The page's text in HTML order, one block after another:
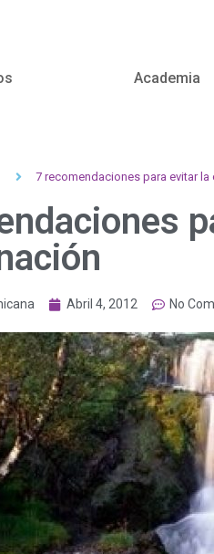
Academia
7 recomendaciones para evitar la
Abril 4, 2012 No